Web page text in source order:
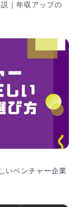
｜年収アップの
いベンチャー企業